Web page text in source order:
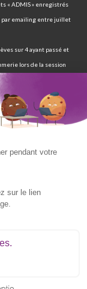
« ADMIS » enregistrés
par emailing entre juillet
sur 4 ayant passé et
lors de la session
de deux sources : les
réponses au sondage
de la certification
un emploi six mois
| Deux ans après leur
professionnelle
finales entre 2019
39387/
courrier par l’école.